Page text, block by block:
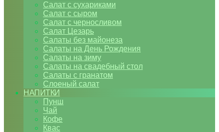
Салат с сухариками
Салат с сыром
Салат с черносливом
Салат Цезарь
Салаты без майонеза
Салаты на День Рождения
Салаты на зиму
Салаты на свадебный стол
Салаты с гранатом
Слоеный салат
НАПИТКИ
Пунш
Чай
Кофе
Квас